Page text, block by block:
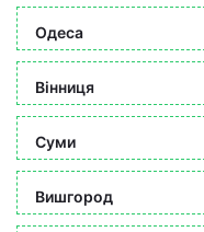
Одеса
Вінниця
Суми
Вишгород